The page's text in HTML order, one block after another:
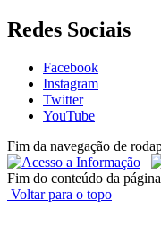
Redes Sociais
Facebook
Instagram
Twitter
YouTube
Fim da navegação de
Fim do conteúdo da página
Voltar para o topo